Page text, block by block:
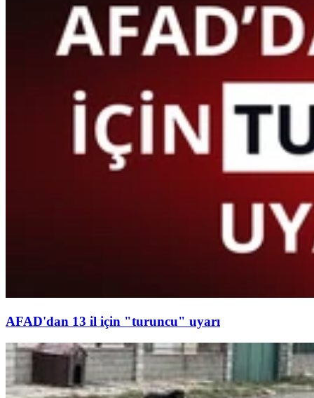
AFAD'dan 13 il için "turuncu" uyarı